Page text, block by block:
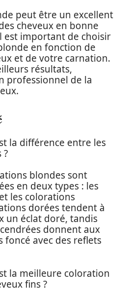
peut être un excellent
cheveux en bonne
est important de choisir
en fonction de
et de votre carnation.
résultats,
professionnel de la
la différence entre les
?
blondes sont
en deux types : les
les colorations
dorées tendent à
un éclat doré, tandis
donnent aux
foncé avec des reflets
la meilleure coloration
fins ?